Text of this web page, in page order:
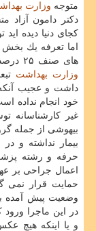
متوجه وزارت
دكتر دامون آزاد
اما تعرفه یك
های صنف ۲۵ درصد برای سال بعد كاهش دهند. مطمئنا این تصمیم
وزارت بهداشت
داشت و عجیب
خود انجام نداده
غیر كارشناسانه
بیهوشی از جمله
بیمار نداشته و
حرفه و رشته
اعمال جراحی بر
حمایت قرار نمی
وضعیت پیش آمده
در این ماجرا
و یا اینكه هیچ